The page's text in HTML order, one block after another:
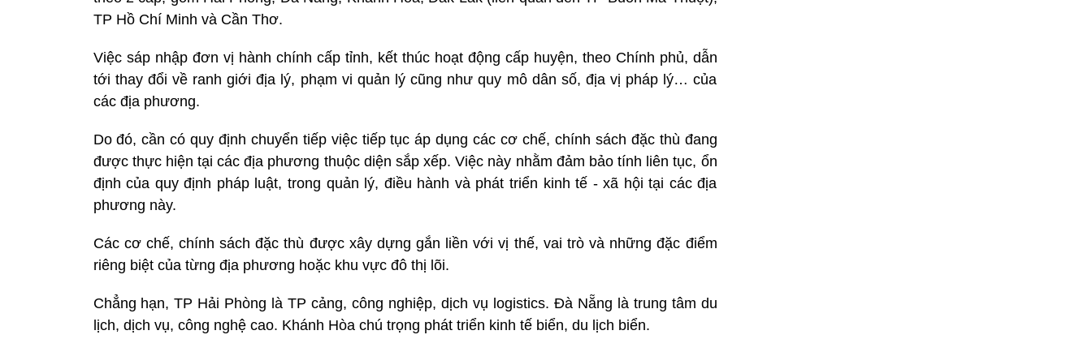
TP Hồ Chí Minh và Cần Thơ.
Việc sáp nhập đơn vị hành chính cấp tỉnh, kết thúc hoạt động cấp huyện, theo Chính phủ, dẫn
tới thay đổi về ranh giới địa lý, phạm vi quản lý cũng như quy mô dân số, địa vị pháp lý… của
các địa phương.
Do đó, cần có quy định chuyển tiếp việc tiếp tục áp dụng các cơ chế, chính sách đặc thù đang
được thực hiện tại các địa phương thuộc diện sắp xếp. Việc này nhằm đảm bảo tính liên tục, ổn
định của quy định pháp luật, trong quản lý, điều hành và phát triển kinh tế - xã hội tại các địa
phương này.
Các cơ chế, chính sách đặc thù được xây dựng gắn liền với vị thế, vai trò và những đặc điểm
riêng biệt của từng địa phương hoặc khu vực đô thị lõi.
Chẳng hạn, TP Hải Phòng là TP cảng, công nghiệp, dịch vụ logistics. Đà Nẵng là trung tâm du
lịch, dịch vụ, công nghệ cao. Khánh Hòa chú trọng phát triển kinh tế biển, du lịch biển.